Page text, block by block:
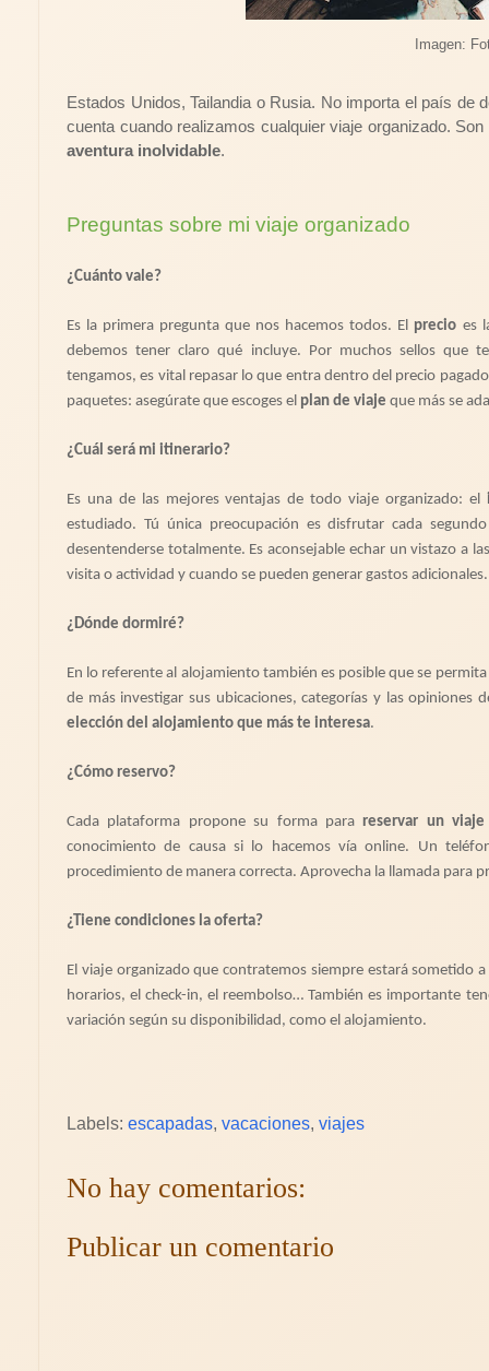
Imagen:
Estados Unidos, Tailandia o Rusia. No importa el país
cuenta cuando realizamos cualquier viaje organizado.
aventura inolvidable.
Preguntas sobre mi viaje organizado
¿Cuánto vale?
Es la primera pregunta que nos hacemos todos. El precio es
debemos tener claro qué incluye. Por muchos sellos que
tengamos, es vital repasar lo que entra dentro del precio
paquetes: asegúrate que escoges el plan de viaje que más se
¿Cuál será mi itinerario?
Es una de las mejores ventajas de todo viaje organizado: el
estudiado. Tú única preocupación es disfrutar cada
desentenderse totalmente. Es aconsejable echar un vistazo a
visita o actividad y cuando se pueden generar gastos adicionales.
¿Dónde dormiré?
En lo referente al alojamiento también es posible que se
de más investigar sus ubicaciones, categorías y las
elección del alojamiento que más te interesa.
¿Cómo reservo?
Cada plataforma propone su forma parareservar un viaje
conocimiento de causa si lo hacemos vía online. Un
procedimiento de manera correcta. Aprovecha la llamada para
¿Tiene condiciones la oferta?
El viaje organizado que contratemos siempre estará sometido
horarios, el check-in, el reembolso… También es importante
variación según su disponibilidad, como el alojamiento.
Labels: escapadas, vacaciones, viajes
No hay comentarios:
Publicar un comentario